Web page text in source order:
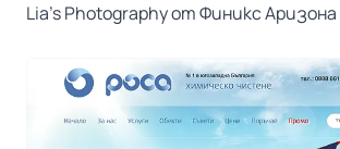
Lia’s Photography от Финикс Аризона